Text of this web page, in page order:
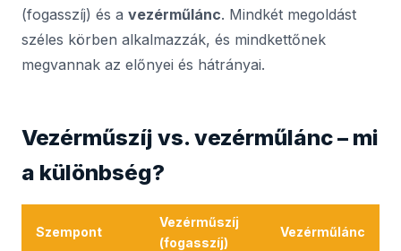
(fogasszíj) és a vezérműlánc. Mindkét megoldást
széles körben alkalmazzák, és mindkettőnek
megvannak az előnyei és hátrányai.
Vezérműszíj vs. vezérműlánc – mi
a különbség?
Szempont
Vezérműszíj
(fogasszíj)
Vezérműlánc